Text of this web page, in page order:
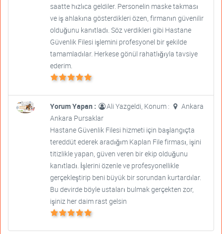
saatte hızlıca geldiler. Personelin maske takması
ve iş ahlakına gösterdikleri özen, firmanın güvenilir
olduğunu kanıtladı. Söz verdikleri gibi Hastane
Güvenlik Filesi işlemini profesyonel bir şekilde
tamamladılar. Herkese gönül rahatlığıyla tavsiye
ederim.
Yorum Yapan : Ali Yazgeldi, Konum :
Ankara
Ankara Pursaklar
Hastane Güvenlik Filesi hizmeti için başlangıçta
tereddüt ederek aradığım Kaplan File firması, işini
titizlikle yapan, güven veren bir ekip olduğunu
kanıtladı. İşlerini özenle ve profesyonellikle
gerçekleştirip beni büyük bir sorundan kurtardılar.
Bu devirde böyle ustaları bulmak gerçekten zor,
işiniz her daim rast gelsin